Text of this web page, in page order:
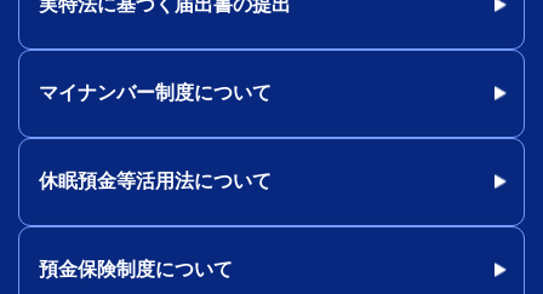
実特法に基づく届出書の提出
マイナンバー制度について
休眠預金等活用法について
預金保険制度について